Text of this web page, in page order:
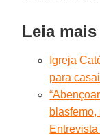
Leia mais
Igreja
para
blasfemo,